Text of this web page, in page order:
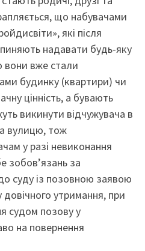
що набувачами
які після
надавати будь-яку
вже стали
будинку (квартири) чи
цінність, а бувають
викинути відчужувача в
вулицю, тож
у разі невиконання
зобов’язань за
суду із позовною заявою
утримання, при
судом позову у
на повернення